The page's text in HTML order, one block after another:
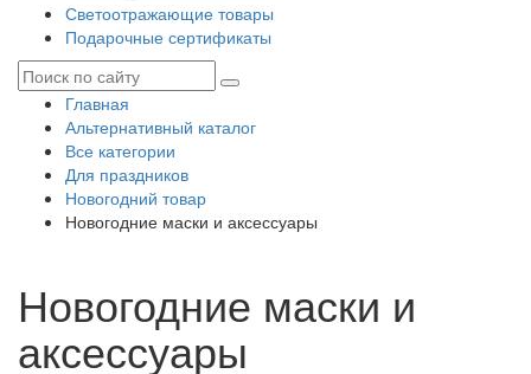
Светоотражающие товары
Подарочные сертификаты
Главная
Альтернативный каталог
Все категории
Для праздников
Новогодний товар
Новогодние маски и аксессуары
Новогодние маски и
аксессуары